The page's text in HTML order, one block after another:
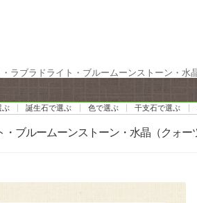
ラブラドライト・ブルームーンストーン・水
ぶ 誕生石で選ぶ 色で選ぶ 干支石で選ぶ
ブルームーンストーン・水晶（クォー